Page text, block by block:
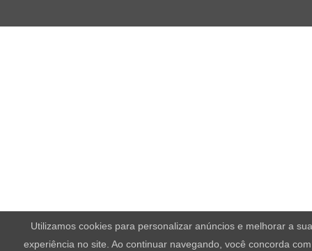
Utilizamos cookies para personalizar anúncios e melhorar a sua
experiência no site. Ao continuar navegando, você concorda